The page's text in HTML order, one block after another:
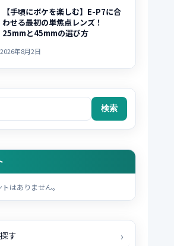
【手頃にボケを楽しむ】E-P7に合
わせる最初の単焦点レンズ！
25mmと45mmの選び方
2026年8月2日
検索
はありません。
す